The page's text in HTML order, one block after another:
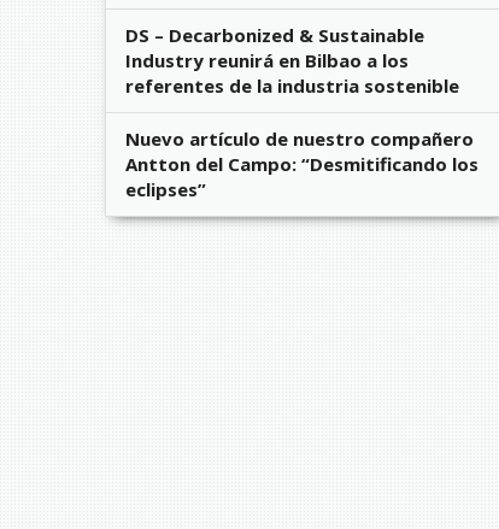
DS – Decarbonized & Sustainable
Industry reunirá en Bilbao a los
referentes de la industria sostenible
Nuevo artículo de nuestro compañero
Antton del Campo: “Desmitificando los
eclipses”